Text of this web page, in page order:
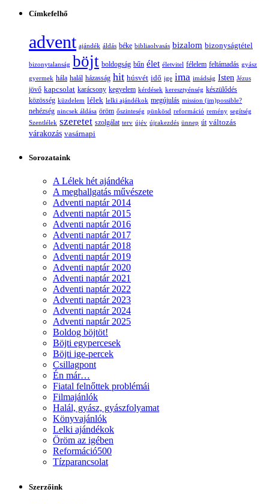
Címkefelhő
advent ajándék áldás béke bibliaolvasás bizalom bizonyságtétel
bizonytalanság böjt boldogság bűn élet életvitel félelem feltámadás gyász
gyermek hála halál házasság hit húsvét idő ige ima imádság Isten Jézus
jövő kapcsolat karácsony kegyelem kérdések keresztyénség készülődés
közösség küzdelem lélek lelki ajándékok megújulás mission (im)possible?
nehézség nincsek áldása öröm őszinteség pünkösd reformáció remény segítség
Szentlélek szeretet szolgálat terv újév újrakezdés ünnep út változás
várakozás vasárnapi
Sorozataink
A Lélek hét ajándéka
A meghallgatás művészete
Adventi naptár 2014
Adventi naptár 2015
Adventi naptár 2016
Adventi naptár 2017
Adventi naptár 2018
Adventi naptár 2019
Adventi naptár 2020
Adventi naptár 2021
Adventi naptár 2022
Adventi naptár 2023
Adventi naptár 2024
Adventi naptár 2025
Boldog böjtöt!
Böjti egypercesek
Böjti ige-percek
Csillagpont
Én már…
Fiatal felnőttek problémái
Filmajánlók
Halál, gyász, gyászfolyamat
Könyvajánlók
Lelki ajándékok
Öröm az igében
Reformáció500
Tízparancsolat
Szerzőink